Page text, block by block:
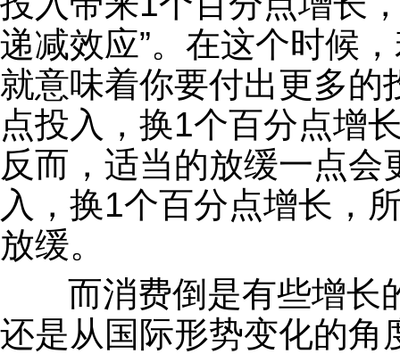
递减效应”。在这个时候
就意味着你要付出更多
点投入，换1个百分点增
反而，适当的放缓一点
入，换1个百分点增长，
放缓。
而消费倒是有些增长
还是从国际形势变化的角